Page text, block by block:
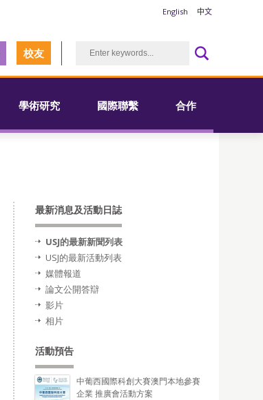
English 中文
校友
學術研究 國際聯繫 合作
最新消息及活動日誌
USJ的最新新聞列表
USJ的最新活動列表
媒體報道
論文公開答辯
影片
相片
活動預告
中葡西國際科創大賽澳門本地參賽
企業 推廣會活動方案